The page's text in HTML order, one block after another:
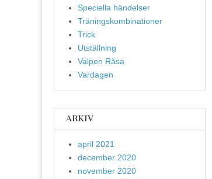
Speciella händelser
Träningskombinationer
Trick
Utställning
Valpen Råsa
Vardagen
ARKIV
april 2021
december 2020
november 2020